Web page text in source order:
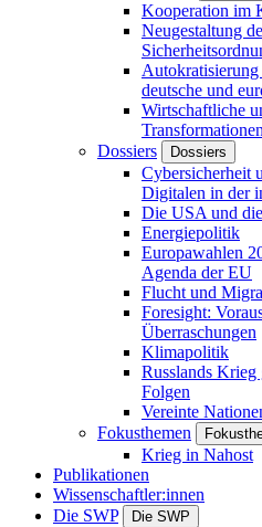
Kooperation im
Neugestaltung
deutsche und
Wirtschaftliche
Transformationen
Dossiers
Dossiers
Cybersicherheit
Digitalen in der
Die USA und
Energiepolitik
Europawahlen
Agenda der EU
Flucht und
Foresight:
Überraschungen
Klimapolitik
Russlands Krieg
Folgen
Vereinte
Fokusthemen
Krieg in Nahost
Publikationen
Wissenschaftler:innen
Die SWP
Die SWP